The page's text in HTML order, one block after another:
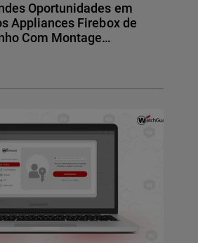
Oportunidades em
Appliances Firebox de
Com Montage…